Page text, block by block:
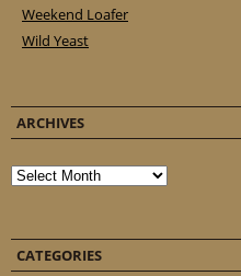
Weekend Loafer
Wild Yeast
ARCHIVES
Archives
CATEGORIES